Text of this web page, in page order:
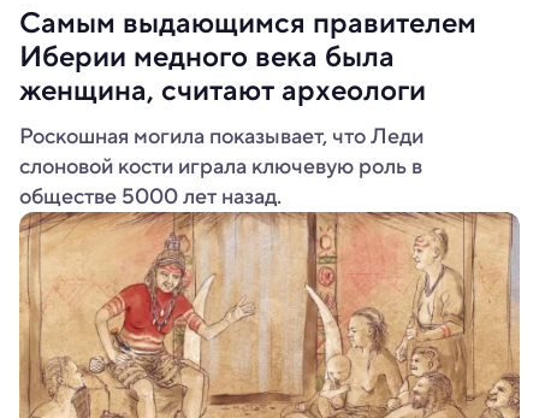
Самым выдающимся правителем
Иберии медного века была
женщина, считают археологи
Роскошная могила показывает, что Леди
слоновой кости играла ключевую роль в
обществе 5000 лет назад.